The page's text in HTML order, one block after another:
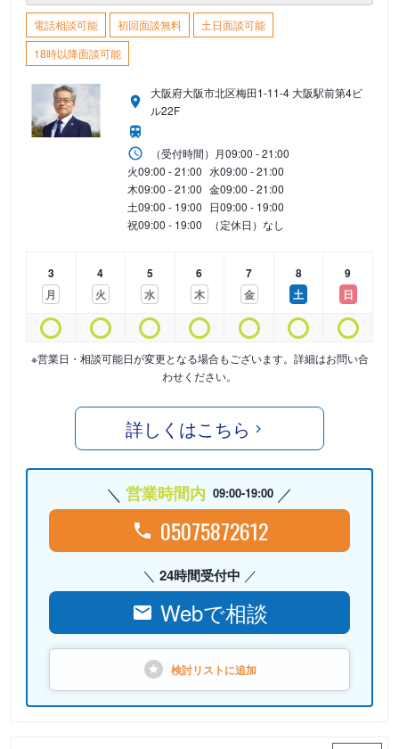
電話相談可能 初回面談無料
土日面談可能
18時以降面談可能
大阪府大阪市北区梅田1-11-4 大阪駅前第4ビ
ル22F
（受付時間） 月09:00 - 21:00
火09:00 - 21:00 水09:00 - 21:00
木09:00 - 21:00 金09:00 - 21:00
土09:00 - 19:00 日09:00 - 19:00
祝09:00 - 19:00 （定休日）なし
3
月
4
火
5
水
6
木
7
金
8
土
9
日
※営業日・相談可能日が変更となる場合もございます。詳細はお問い合
わせください。
詳しくはこちら
営業時間内 09:00-19:00
05075872612
24時間受付中
Webで相談
検討リストに追加